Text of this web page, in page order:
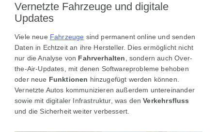
Vernetzte Fahrzeuge und digitale
Updates
Viele neue Fahrzeuge sind permanent online und senden
Daten in Echtzeit an ihre Hersteller. Dies ermöglicht nicht
nur die Analyse von Fahrverhalten
, sondern auch Over-
the-Air-Updates, mit denen Softwareprobleme behoben
oder neue Funktionen hinzugefügt werden können.
Vernetzte Autos kommunizieren außerdem untereinander
sowie mit digitaler Infrastruktur, was denVerkehrsfluss
und die Sicherheit weiter verbessert.